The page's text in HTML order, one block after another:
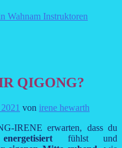
Wahnam Instruktoren
QIGONG?
von irene hewarth
IRENE erwarten, dass du
energetisiert fühlst und